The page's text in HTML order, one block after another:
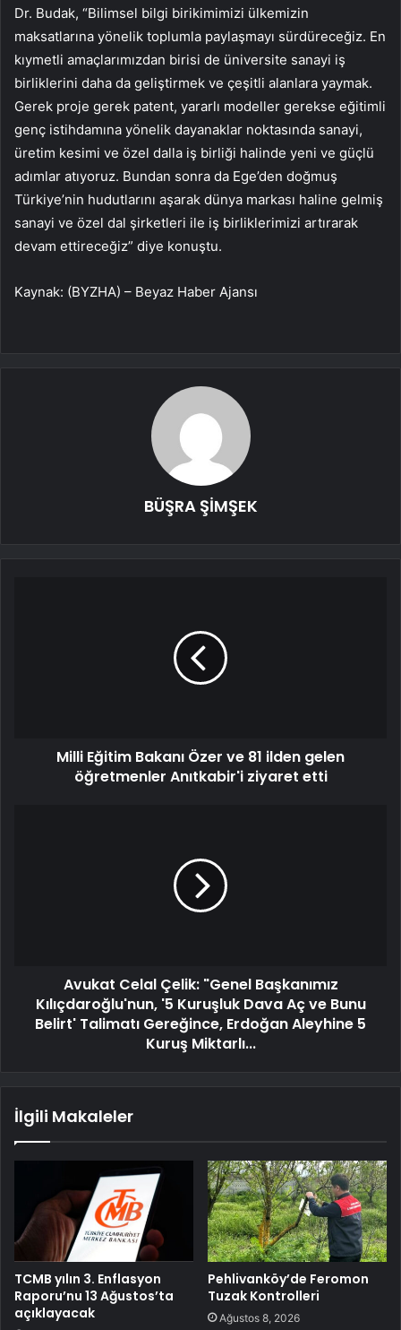
Dr. Budak, “Bilimsel bilgi birikimimizi ülkemizin
maksatlarına yönelik toplumla paylaşmayı sürdüreceğiz. En
kıymetli amaçlarımızdan birisi de üniversite sanayi iş
birliklerini daha da geliştirmek ve çeşitli alanlara yaymak.
Gerek proje gerek patent, yararlı modeller gerekse eğitimli
genç istihdamına yönelik dayanaklar noktasında sanayi,
üretim kesimi ve özel dalla iş birliği halinde yeni ve güçlü
adımlar atıyoruz. Bundan sonra da Ege’den doğmuş
Türkiye’nin hudutlarını aşarak dünya markası haline gelmiş
sanayi ve özel dal şirketleri ile iş birliklerimizi artırarak
devam ettireceğiz” diye konuştu.
Kaynak: (BYZHA) – Beyaz Haber Ajansı
BÜŞRA ŞİMŞEK
Milli Eğitim Bakanı Özer ve 81 ilden gelen
öğretmenler Anıtkabir'i ziyaret etti
Avukat Celal Çelik: "Genel Başkanımız
Kılıçdaroğlu'nun, '5 Kuruşluk Dava Aç ve Bunu
Belirt' Talimatı Gereğince, Erdoğan Aleyhine 5
Kuruş Miktarlı...
İlgili Makaleler
TCMB yılın 3. Enflasyon
Raporu’nu 13 Ağustos’ta
açıklayacak
Pehlivanköy’de Feromon
Tuzak Kontrolleri
Ağustos 8, 2026